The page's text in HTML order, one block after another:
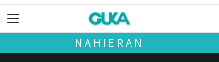
NAHIERAN